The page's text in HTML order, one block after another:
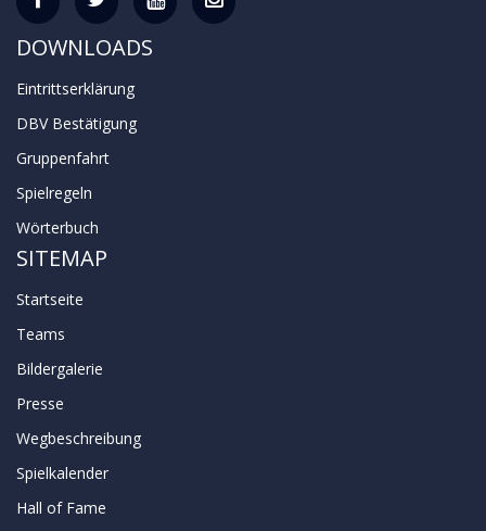
DOWNLOADS
Eintrittserklärung
DBV Bestätigung
Gruppenfahrt
Spielregeln
Wörterbuch
SITEMAP
Startseite
Teams
Bildergalerie
Presse
Wegbeschreibung
Spielkalender
Hall of Fame